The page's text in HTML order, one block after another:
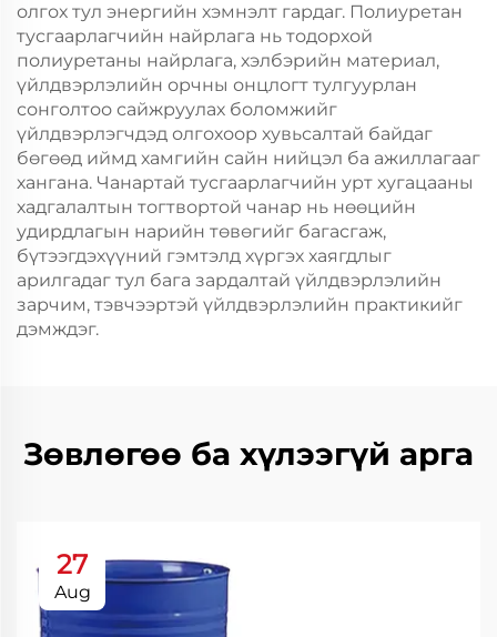
олгох тул энергийн хэмнэлт гардаг. Полиуретан
тусгаарлагчийн найрлага нь тодорхой
полиуретаны найрлага, хэлбэрийн материал,
үйлдвэрлэлийн орчны онцлогт тулгуурлан
сонголтоо сайжруулах боломжийг
үйлдвэрлэгчдэд олгохоор хувьсалтай байдаг
бөгөөд иймд хамгийн сайн нийцэл ба ажиллагааг
хангана. Чанартай тусгаарлагчийн урт хугацааны
хадгалалтын тогтвортой чанар нь нөөцийн
удирдлагын нарийн төвөгийг багасгаж,
бүтээгдэхүүний гэмтэлд хүргэх хаягдлыг
арилгадаг тул бага зардалтай үйлдвэрлэлийн
зарчим, тэвчээртэй үйлдвэрлэлийн практикийг
дэмждэг.
Зөвлөгөө ба хүлээгүй арга
27
Aug